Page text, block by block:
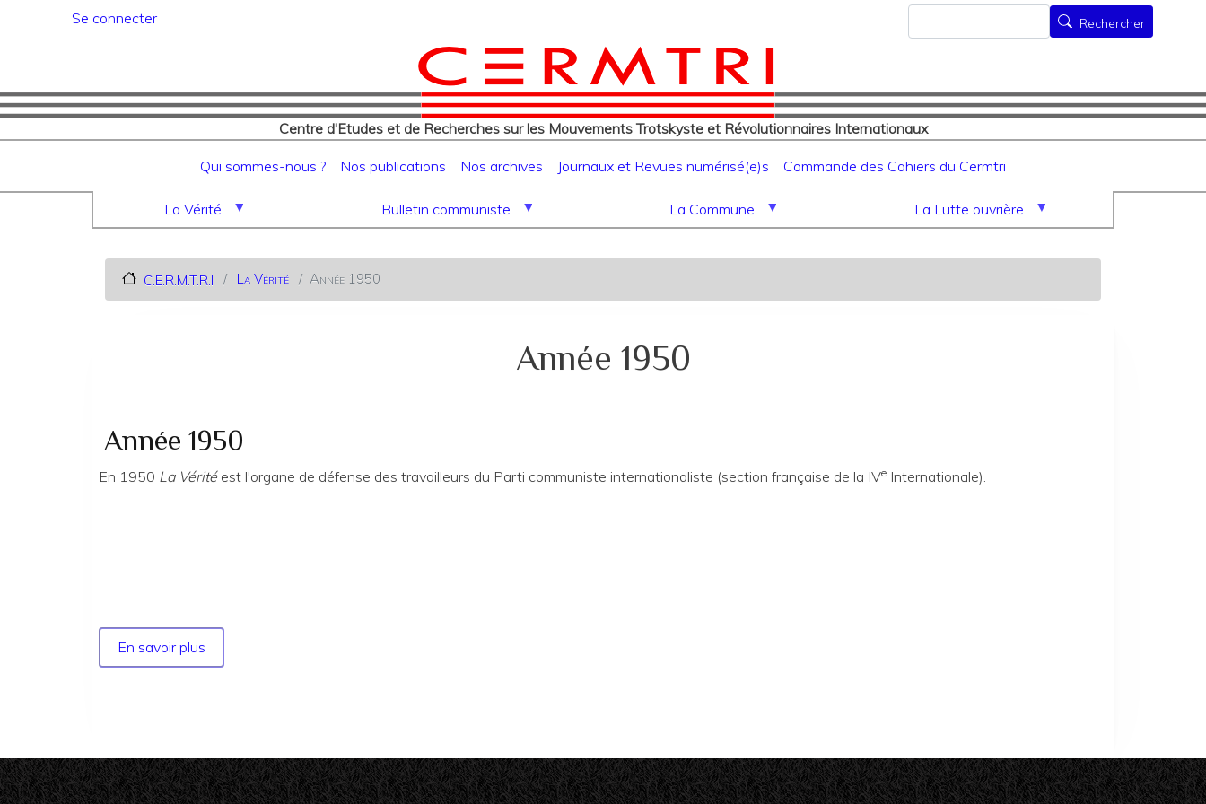
contenu
principal
Menu du compte de l'utilisateur
Se connecter
Centre d'Etudes et de Recherches sur les Mouvements Trotskyste et Révolutionnaires Internationaux
Rechercher
Rechercher
Navigation principale
Qui sommes-nous ? Nos publications Nos archives Journaux et Revues numérisé(e)s Commande des Cahiers du Cermtri
La Vérité Bulletin communiste La Commune La Lutte ouvrière
C.E.R.M.T.R.I La Vérité Année 1950
Année 1950
Année 1950
En 1950 La Vérité est l'organe de défense des travailleurs du Parti communiste internationaliste (section française de la IVe Internationale).
En savoir plus
Année